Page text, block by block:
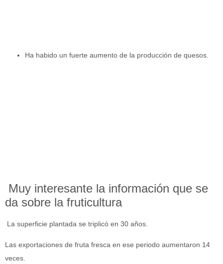
Ha habido un fuerte aumento de la producción de quesos.
Muy interesante la información que se
da sobre la fruticultura
La superficie plantada se triplicó en 30 años.
Las exportaciones de fruta fresca en ese periodo aumentaron 14
veces.